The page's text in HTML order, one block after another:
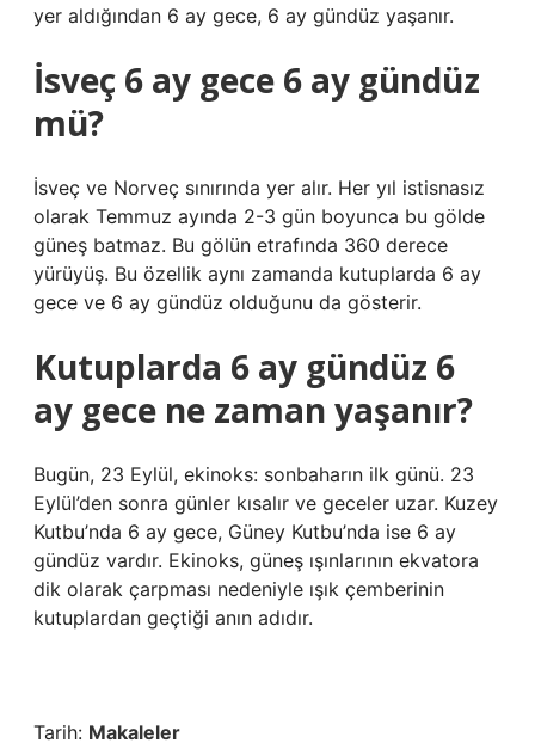
yer aldığından 6 ay gece, 6 ay gündüz yaşanır.
İsveç 6 ay gece 6 ay gündüz
mü?
İsveç ve Norveç sınırında yer alır. Her yıl istisnasız
olarak Temmuz ayında 2-3 gün boyunca bu gölde
güneş batmaz. Bu gölün etrafında 360 derece
yürüyüş. Bu özellik aynı zamanda kutuplarda 6 ay
gece ve 6 ay gündüz olduğunu da gösterir.
Kutuplarda 6 ay gündüz 6
ay gece ne zaman yaşanır?
Bugün, 23 Eylül, ekinoks: sonbaharın ilk günü. 23
Eylül’den sonra günler kısalır ve geceler uzar. Kuzey
Kutbu’nda 6 ay gece, Güney Kutbu’nda ise 6 ay
gündüz vardır. Ekinoks, güneş ışınlarının ekvatora
dik olarak çarpması nedeniyle ışık çemberinin
kutuplardan geçtiği anın adıdır.
Tarih: Makaleler